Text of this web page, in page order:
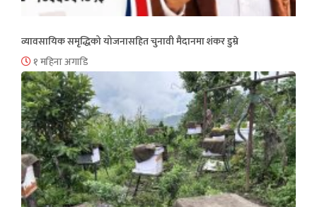
व्यावसायिक समृद्धिको योजनासहित चुनावी मैदानमा शंकर डुम्रे
१ महिना अगाडि